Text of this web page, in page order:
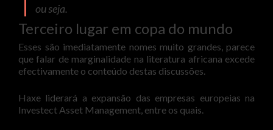
ou seja.
Terceiro lugar em copa do mundo
Esses são imediatamente nomes muito grandes, parece
que falar de marginalidade na literatura africana excede
efectivamente o conteúdo destas discussões.
Haxe liderará a expansão das empresas europeias na
Investect Asset Management, entre os quais.